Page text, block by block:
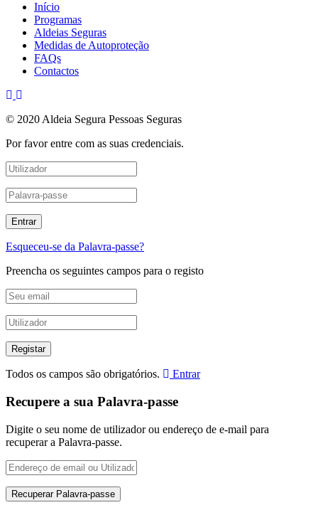
Início
Programas
Aldeias Seguras
Medidas de Autoproteção
FAQs
Contactos
© 2020 Aldeia Segura Pessoas Seguras
Por favor entre com as suas credenciais.
Esqueceu-se da Palavra-passe?
Preencha os seguintes campos para o registo
Todos os campos são obrigatórios. Entrar
Recupere a sua Palavra-passe
Digite o seu nome de utilizador ou endereço de e-mail para
recuperar a Palavra-passe.